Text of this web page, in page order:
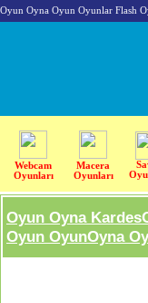
Oyna Oyun Oyunlar Flash
Webcam
Oyunları
Macera
Oyunları
Oyun Oyna
Oyun OyunOyna